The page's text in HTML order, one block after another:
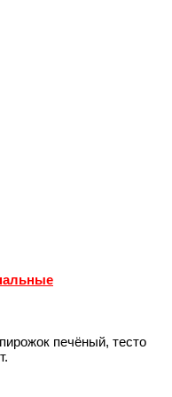
печёный, тесто